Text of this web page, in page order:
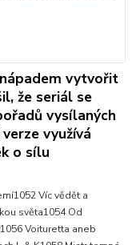
vytvořit
že seriál se
vysílaných
využívá
o sílu
Víc vědět a
světa1054 Od
Voituretta aneb